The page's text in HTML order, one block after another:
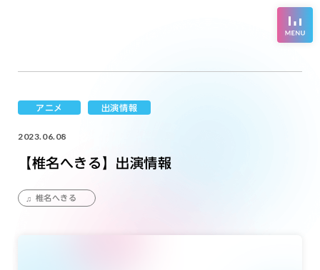
アニメ 出演情報
2023.06.08
【椎名へきる】出演情報
椎名へきる